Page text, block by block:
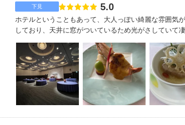
下がりしました。前菜からデザートまで、大柄男性で
くらい量があって美味しかったです。妊婦さんや、生
えました。ホテルから少し歩きますが、市電の電停も
ホテルに駐車場もあるので、アクセスが悪い印象はあ
うイメージはなかったのですが、この演出は入れたい
スムーズに内容を決める事が出来ました。衣装合わせ
を取って貰えるのでありがたかったです。引出物や引
上に値段が下がります。また家族からプランナーさん
ところ任せてください！と心強い返事を貰えて安心し
る事が1番のおすすめポイントです。1番の決め手は、
下見 点数
5.0
ホテルということもあって、大人っぽい綺麗な雰囲気
しており、天井に窓がついているため光がさしていて
られると思います！料理内容、何も不満は無いです。
した！式場までのアクセスは少し不便かなとは思いま
を使えば簡単に行けると思います！とってもいい人で
つも楽しい時間を過ごせます(>_<)ナシナシ婚が本当に
ておいた方がいいと思います。ものによっては、オプ
りました。